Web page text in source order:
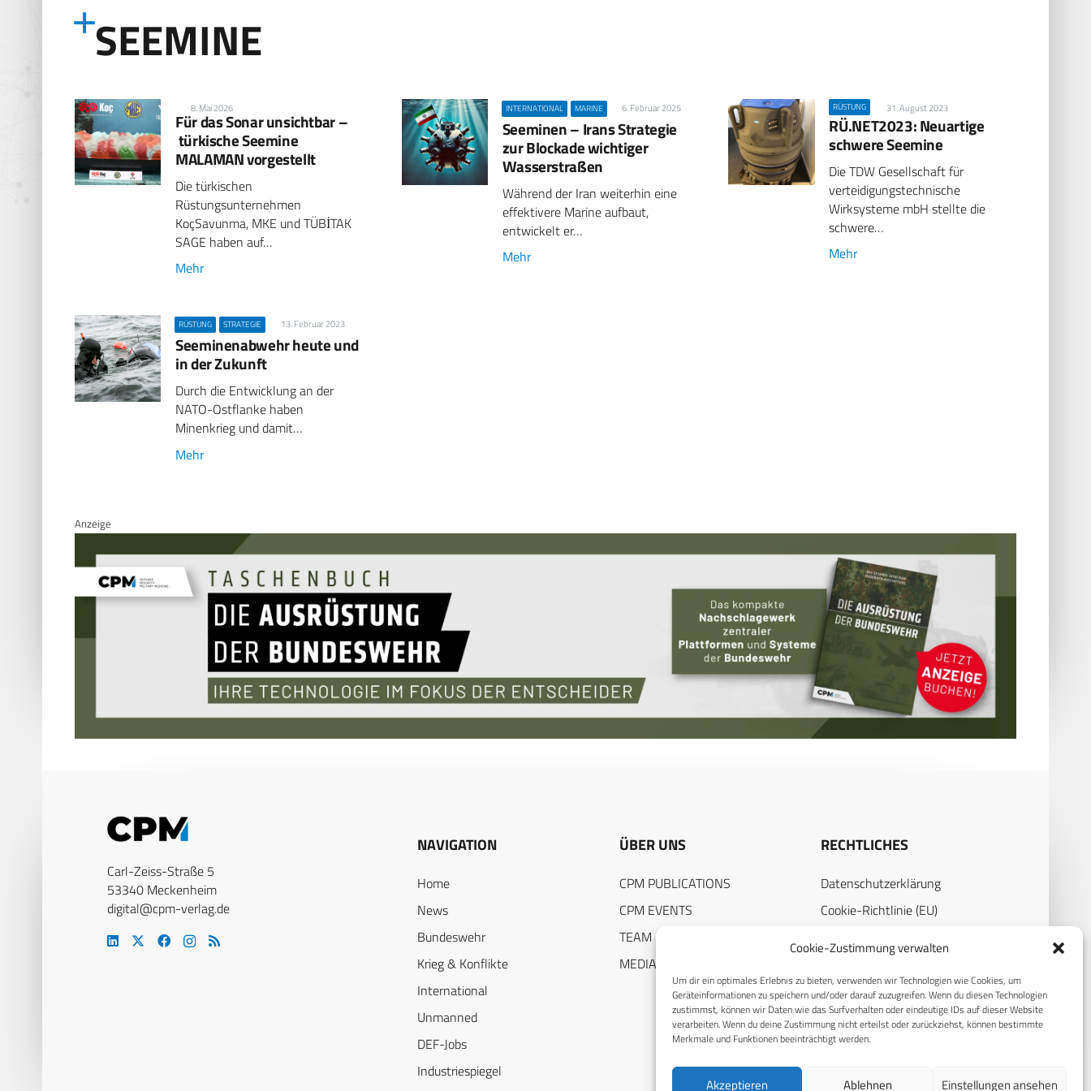
Cookie-Zustimmung verwalten
Um dir ein optimales Erlebnis zu bieten, verwenden wir Technologien wie Cookies, um
Geräteinformationen zu speichern und/oder darauf zuzugreifen. Wenn du diesen Technologien
zustimmst, können wir Daten wie das Surfverhalten oder eindeutige IDs auf dieser Website
verarbeiten. Wenn du deine Zustimmung nicht erteilst oder zurückziehst, können bestimmte
Merkmale und Funktionen beeinträchtigt werden.
Akzeptieren Ablehnen Einstellungen ansehen
SEEMINE
8. Mai 2026
Für das Sonar unsichtbar –
türkische Seemine
MALAMAN vorgestellt
Die türkischen
Rüstungsunternehmen
KoçSavunma, MKE und TÜBİTAK
SAGE haben auf…
Mehr
INTERNATIONAL MARINE 6. Februar 2025
Seeminen – Irans Strategie
zur Blockade wichtiger
Wasserstraßen
Während der Iran weiterhin eine
effektivere Marine aufbaut,
entwickelt er…
Mehr
RÜSTUNG 31. August 2023
RÜ.NET2023: Neuartige
schwere Seemine
Die TDW Gesellschaft für
verteidigungstechnische
Wirksysteme mbH stellte die
schwere…
Mehr
RÜSTUNG STRATEGIE 13. Februar 2023
Seeminenabwehr heute und
in der Zukunft
Durch die Entwicklung an der
NATO-Ostflanke haben
Minenkrieg und damit…
Mehr
Anzeige
Carl-Zeiss-Straße 5
53340 Meckenheim
digital@cpm-verlag.de
NAVIGATION
Home
News
Bundeswehr
Krieg & Konflikte
International
Unmanned
DEF-Jobs
Industriespiegel
ÜBER UNS
CPM PUBLICATIONS
CPM EVENTS
TEAM
MEDIADATEN
RECHTLICHES
Datenschutzerklärung
Cookie-Richtlinie (EU)
Impressum